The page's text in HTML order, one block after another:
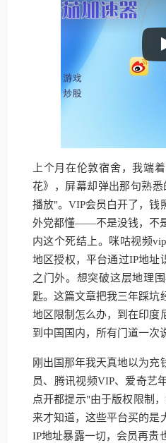
上个月在伦敦宿舍，我端
花》，屏幕却弹出那句熟
播放"。VIP会员白开了，钱
外党都懂——不是没钱，不
内这个死结上。咪咕视频
地区授权，平台通过IP地址
之门外。想突破这层地理
匙。这篇文章把我三年踩坑
地区限制怎么办，到在印度
到中国国内，所有门道一次
刚出国那年我天真地以为充
员、腾讯视频VIP、爱奇艺
点开都提示"由于版权限制
来才知道，这些平台买的是
IP地址暴露一切，会员再贵